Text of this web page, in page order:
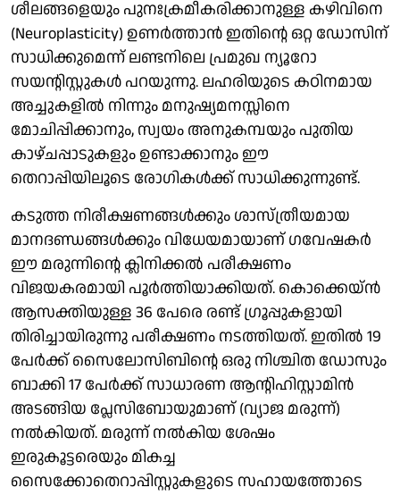
ശീലങ്ങളെയും പുനഃക്രമീകരിക്കാനുള്ള കഴിവിനെ
(Neuroplasticity) ഉണർത്താൻ ഇതിന്റെ ഒറ്റ ഡോസിന്
സാധിക്കുമെന്ന് ലണ്ടനിലെ പ്രമുഖ ന്യൂറോ
സയന്റിസ്റ്റുകൾ പറയുന്നു. ലഹരിയുടെ കഠിനമായ
അച്ചുകളിൽ നിന്നും മനുഷ്യമനസ്സിനെ
മോചിപ്പിക്കാനും, സ്വയം അനുകമ്പയും പുതിയ
കാഴ്ചപ്പാടുകളും ഉണ്ടാക്കാനും ഈ
തെറാപ്പിയിലൂടെ രോഗികൾക്ക് സാധിക്കുന്നുണ്ട്.
കടുത്ത നിരീക്ഷണങ്ങൾക്കും ശാസ്ത്രീയമായ
മാനദണ്ഡങ്ങൾക്കും വിധേയമായാണ് ഗവേഷകർ
ഈ മരുന്നിന്റെ ക്ലിനിക്കൽ പരീക്ഷണം
വിജയകരമായി പൂർത്തിയാക്കിയത്. കൊക്കെയ്ൻ
ആസക്തിയുള്ള 36 പേരെ രണ്ട് ഗ്രൂപ്പുകളായി
തിരിച്ചായിരുന്നു പരീക്ഷണം നടത്തിയത്. ഇതിൽ 19
പേർക്ക് സൈലോസിബിന്റെ ഒരു നിശ്ചിത ഡോസും
ബാക്കി 17 പേർക്ക് സാധാരണ ആന്റിഹിസ്റ്റാമിൻ
അടങ്ങിയ പ്ലേസിബോയുമാണ് (വ്യാജ മരുന്ന്)
നൽകിയത്. മരുന്ന് നൽകിയ ശേഷം
ഇരുകൂട്ടരെയും മികച്ച
സൈക്കോതെറാപ്പിസ്റ്റുകളുടെ സഹായത്തോടെ